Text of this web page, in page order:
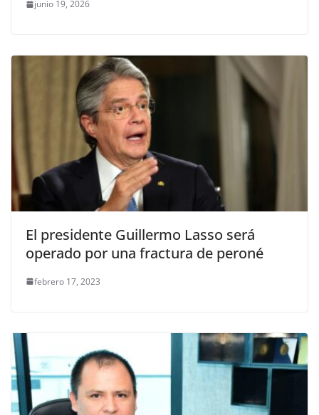
junio 19, 2026
El presidente Guillermo Lasso será
operado por una fractura de peroné
febrero 17, 2023